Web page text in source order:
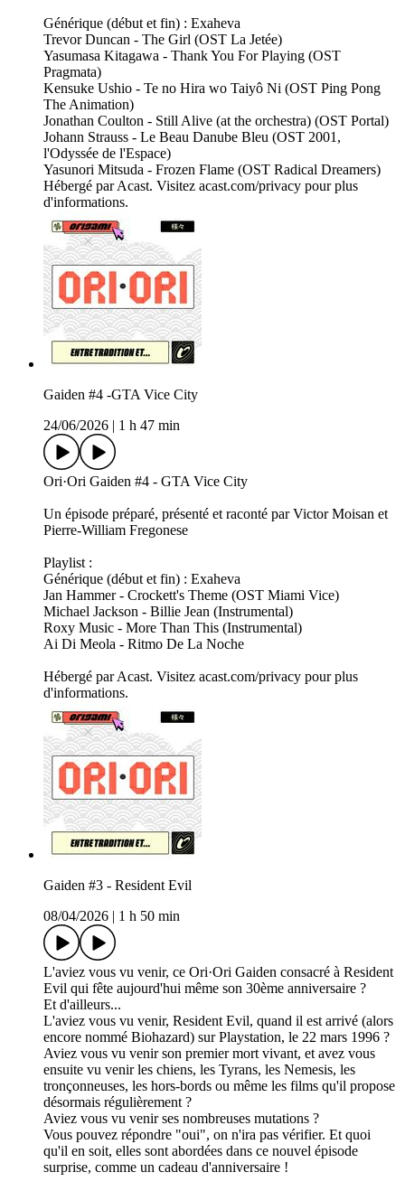
Générique (début et fin) : Exaheva
Trevor Duncan - The Girl (OST La Jetée)
Yasumasa Kitagawa - Thank You For Playing (OST
Pragmata)
Kensuke Ushio - Te no Hira wo Taiyô Ni (OST Ping Pong
The Animation)
Jonathan Coulton - Still Alive (at the orchestra) (OST Portal)
Johann Strauss - Le Beau Danube Bleu (OST 2001,
l'Odyssée de l'Espace)
Yasunori Mitsuda - Frozen Flame (OST Radical Dreamers)
Hébergé par Acast. Visitez acast.com/privacy pour plus
d'informations.
Gaiden #4 -GTA Vice City
24/06/2026
1 h 47 min
Ori·Ori Gaiden #4 - GTA Vice City
Un épisode préparé, présenté et raconté par Victor Moisan et
Pierre-William Fregonese
Playlist :
Générique (début et fin) : Exaheva
Jan Hammer - Crockett's Theme (OST Miami Vice)
Michael Jackson - Billie Jean (Instrumental)
Roxy Music - More Than This (Instrumental)
Ai Di Meola - Ritmo De La Noche
Hébergé par Acast. Visitez acast.com/privacy pour plus
d'informations.
Gaiden #3 - Resident Evil
08/04/2026
1 h 50 min
L'aviez vous vu venir, ce Ori·Ori Gaiden consacré à Resident
Evil qui fête aujourd'hui même son 30ème anniversaire ?
Et d'ailleurs...
L'aviez vous vu venir, Resident Evil, quand il est arrivé (alors
encore nommé Biohazard) sur Playstation, le 22 mars 1996 ?
Aviez vous vu venir son premier mort vivant, et avez vous
ensuite vu venir les chiens, les Tyrans, les Nemesis, les
tronçonneuses, les hors-bords ou même les films qu'il propose
désormais régulièrement ?
Aviez vous vu venir ses nombreuses mutations ?
Vous pouvez répondre "oui", on n'ira pas vérifier. Et quoi
qu'il en soit, elles sont abordées dans ce nouvel épisode
surprise, comme un cadeau d'anniversaire !